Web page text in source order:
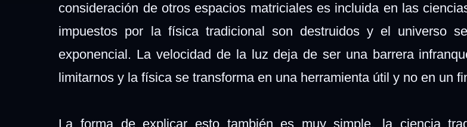
consideración de otros espacios matriciales es incluida en las
impuestos por la física tradicional son destruidos y el universo
exponencial. La velocidad de la luz deja de ser una barrera
limitarnos y la física se transforma en una herramienta útil y no en un
La forma de explicar esto también es muy simple, la ciencia